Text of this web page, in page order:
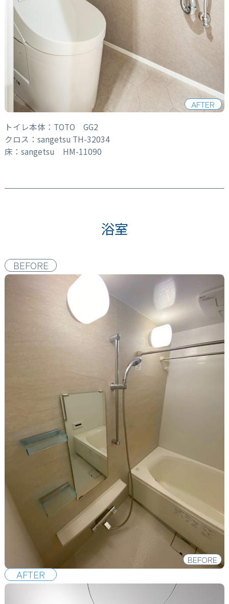
AFTER
トイレ本体：TOTO GG2
クロス：sangetsu TH-32034
床：sangetsu HM-11090
浴室
BEFORE
BEFORE
AFTER